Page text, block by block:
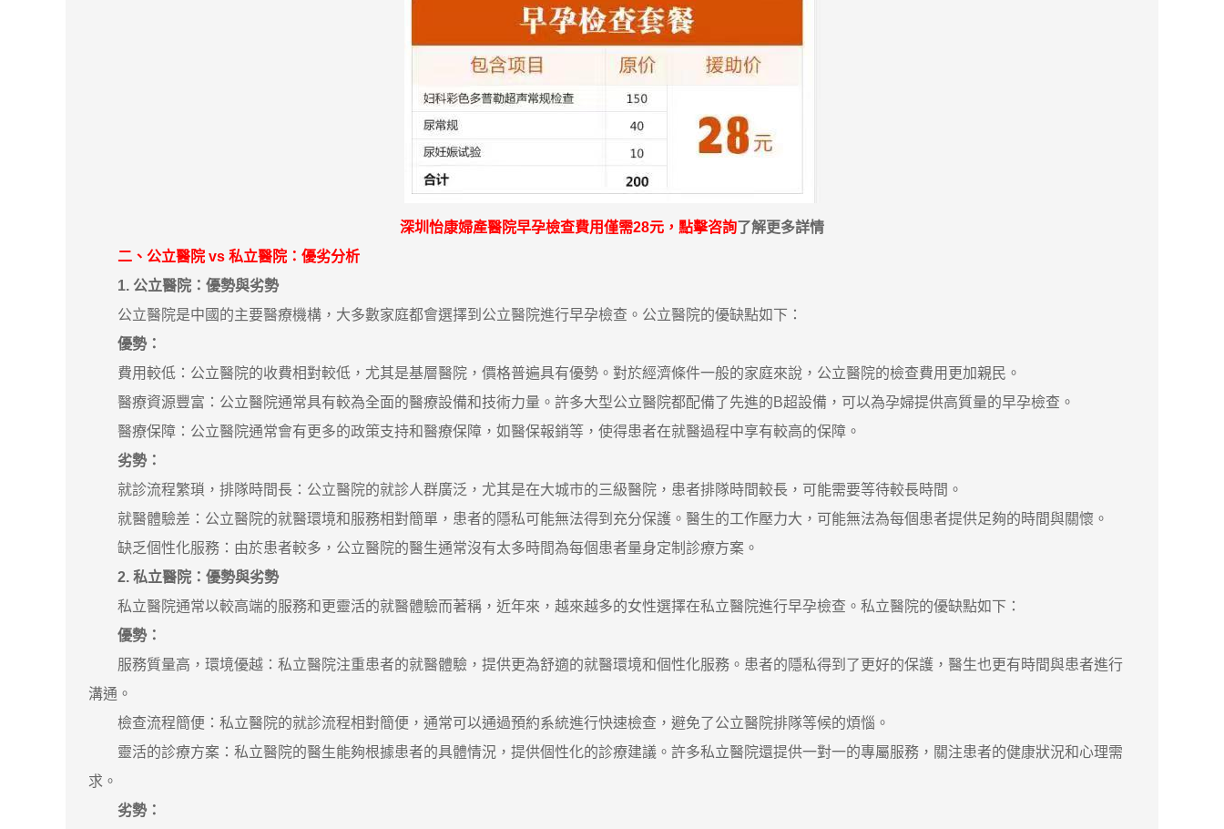
深圳怡康婦產醫院早孕檢查費用僅需28元， 點擊咨詢了解更多詳情
二、公立醫院 vs 私立醫院：優劣分析
1. 公立醫院：優勢與劣勢
公立醫院是中國的主要醫療機構，大多數家庭都會選擇到公立醫院進行早孕檢查。公立醫院的優缺點如下：
優勢：
費用較低：公立醫院的收費相對較低，尤其是基層醫院，價格普遍具有優勢。對於經濟條件一般的家庭來說，公立醫院的檢查費用更加親民。
醫療資源豐富：公立醫院通常具有較為全面的醫療設備和技術力量。許多大型公立醫院都配備了先進的B超設備，可以為孕婦提供高質量的早孕檢查。
醫療保障：公立醫院通常會有更多的政策支持和醫療保障，如醫保報銷等，使得患者在就醫過程中享有較高的保障。
劣勢：
就診流程繁瑣，排隊時間長：公立醫院的就診人群廣泛，尤其是在大城市的三級醫院，患者排隊時間較長，可能需要等待較長時間。
就醫體驗差：公立醫院的就醫環境和服務相對簡單，患者的隱私可能無法得到充分保護。醫生的工作壓力大，可能無法為每個患者提供足夠的時間與關懷。
缺乏個性化服務：由於患者較多，公立醫院的醫生通常沒有太多時間為每個患者量身定制診療方案。
2. 私立醫院：優勢與劣勢
私立醫院通常以較高端的服務和更靈活的就醫體驗而著稱，近年來，越來越多的女性選擇在私立醫院進行早孕檢查。私立醫院的優缺點如下：
優勢：
服務質量高，環境優越：私立醫院注重患者的就醫體驗，提供更為舒適的就醫環境和個性化服務。患者的隱私得到了更好的保護，醫生也更有時間與患者進行
溝通。
檢查流程簡便：私立醫院的就診流程相對簡便，通常可以通過預約系統進行快速檢查，避免了公立醫院排隊等候的煩惱。
靈活的診療方案：私立醫院的醫生能夠根據患者的具體情況，提供個性化的診療建議。許多私立醫院還提供一對一的專屬服務，關注患者的健康狀況和心理需
求。
劣勢：